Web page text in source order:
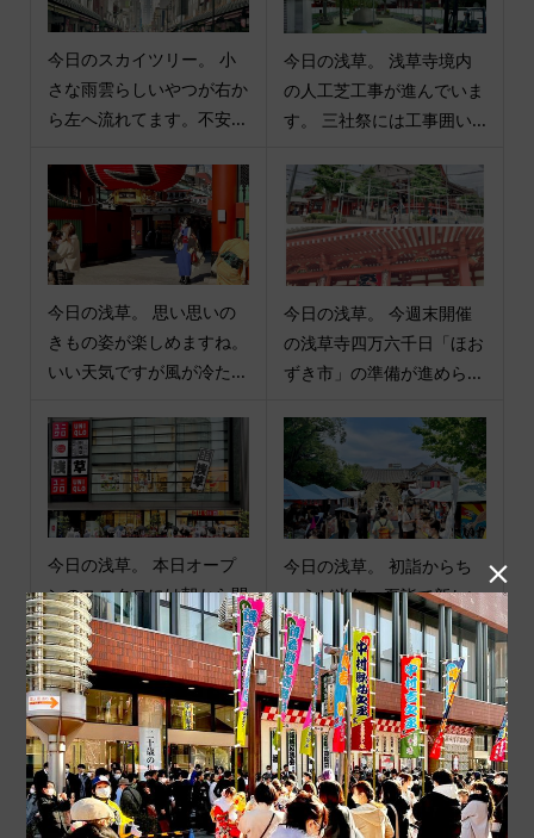
今日のスカイツリー。 小
さな雨雲らしいやつが右か
ら左へ流れてます。不安...
今日の浅草。 浅草寺境内
の人工芝工事が進んでいま
す。 三社祭には工事囲い...
今日の浅草。 思い思いの
きもの姿が楽しめますね。
いい天気ですが風が冷た...
今日の浅草。 今週末開催
の浅草寺四万六千日「ほお
ずき市」の準備が進めら...
今日の浅草。 本日オープ
ンのユニクロには朝から開
店を待つ行列ができてい...
今日の浅草。 初詣からち
ょうど半年。夏詣で新しい
半年をスタートです。 #...
商品カテゴリ
商品ジャンル
